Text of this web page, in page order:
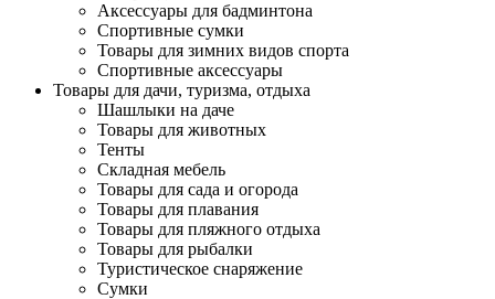
Аксессуары для бадминтона
Спортивные сумки
Товары для зимних видов спорта
Спортивные аксессуары
Товары для дачи, туризма, отдыха
Шашлыки на даче
Товары для животных
Тенты
Складная мебель
Товары для сада и огорода
Товары для плавания
Товары для пляжного отдыха
Товары для рыбалки
Туристическое снаряжение
Сумки